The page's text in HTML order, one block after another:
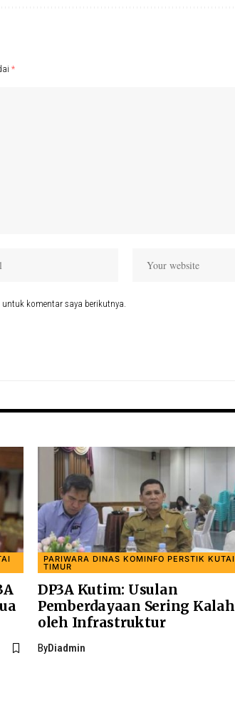
*
komentar saya berikutnya.
PARIWARA DINAS KOMINFO PERSTIK KUTAI
TIMUR
DP3A Kutim: Usulan
Pemberdayaan Sering Kalah
oleh Infrastruktur
ByDiadmin